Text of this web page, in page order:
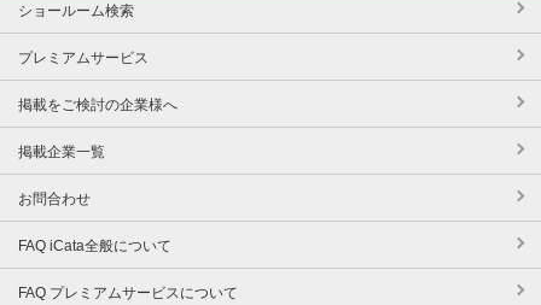
ショールーム検索
プレミアムサービス
掲載をご検討の企業様へ
掲載企業一覧
お問合わせ
FAQ iCata全般について
FAQ プレミアムサービスについて